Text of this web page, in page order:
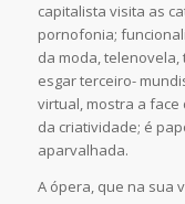
capitalista visita as
pornofonia;
da moda,
esgar terceiro-
virtual, mostra a face
da criatividade; é
aparvalhada.
A ópera, que na sua